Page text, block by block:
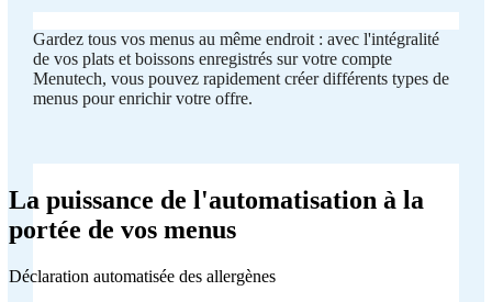
Gardez tous vos menus au même endroit : avec l'intégralité
de vos plats et boissons enregistrés sur votre compte
Menutech, vous pouvez rapidement créer différents types de
menus pour enrichir votre offre.
La puissance de l'automatisation à la
portée de vos menus
Déclaration automatisée des allergènes